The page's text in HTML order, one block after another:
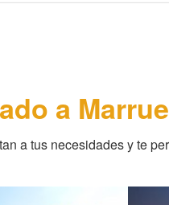
a
a tus necesidades y te